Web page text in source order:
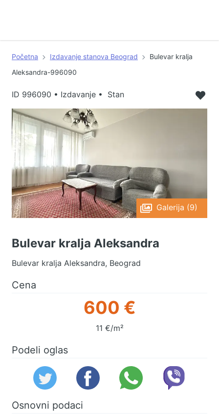
Početna Izdavanje stanova Beograd
Bulevar kralja
Aleksandra-996090
ID 996090 • Izdavanje • Stan
Galerija (9)
Bulevar kralja Aleksandra
Bulevar kralja Aleksandra, Beograd
Cena
600 €
11 €/m²
Podeli oglas
Osnovni podaci